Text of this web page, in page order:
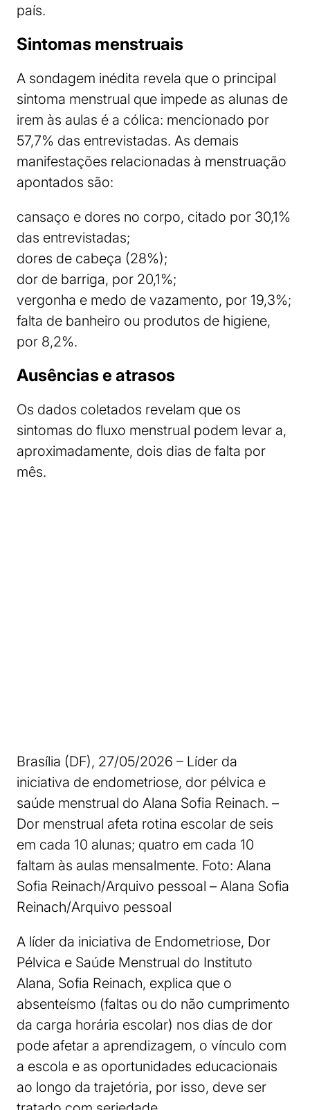
país.
Sintomas menstruais
A sondagem inédita revela que o principal
sintoma menstrual que impede as alunas de
irem às aulas é a cólica: mencionado por
57,7% das entrevistadas. As demais
manifestações relacionadas à menstruação
apontados são:
cansaço e dores no corpo, citado por 30,1%
das entrevistadas;
dores de cabeça (28%);
dor de barriga, por 20,1%;
vergonha e medo de vazamento, por 19,3%;
falta de banheiro ou produtos de higiene,
por 8,2%.
Ausências e atrasos
Os dados coletados revelam que os
sintomas do fluxo menstrual podem levar a,
aproximadamente, dois dias de falta por
mês.
Brasília (DF), 27/05/2026 – Líder da
iniciativa de endometriose, dor pélvica e
saúde menstrual do Alana Sofia Reinach. –
Dor menstrual afeta rotina escolar de seis
em cada 10 alunas; quatro em cada 10
faltam às aulas mensalmente. Foto: Alana
Sofia Reinach/Arquivo pessoal – Alana Sofia
Reinach/Arquivo pessoal
A líder da iniciativa de Endometriose, Dor
Pélvica e Saúde Menstrual do Instituto
Alana, Sofia Reinach, explica que o
absenteísmo (faltas ou do não cumprimento
da carga horária escolar) nos dias de dor
pode afetar a aprendizagem, o vínculo com
a escola e as oportunidades educacionais
ao longo da trajetória, por isso, deve ser